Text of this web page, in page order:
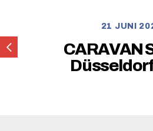
Scopema
erhält
21 JUNI
CARAVAN